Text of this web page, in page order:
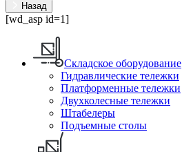
Назад
[wd_asp id=1]
Складское оборудование
Гидравлические тележки
Платформенные тележки
Двухколесные тележки
Штабелеры
Подъемные столы